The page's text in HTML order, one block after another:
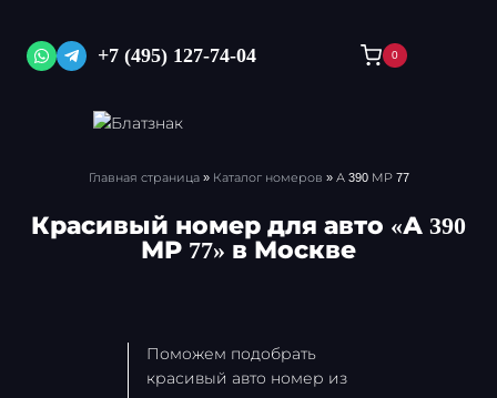
содержимому+7 (495) 127-74-04 0
Главная страница» Каталог номеров » А 390 МР 77
Красивый номер для авто «А 390
МР 77» в Москве
Поможем подобрать
красивый авто номер из